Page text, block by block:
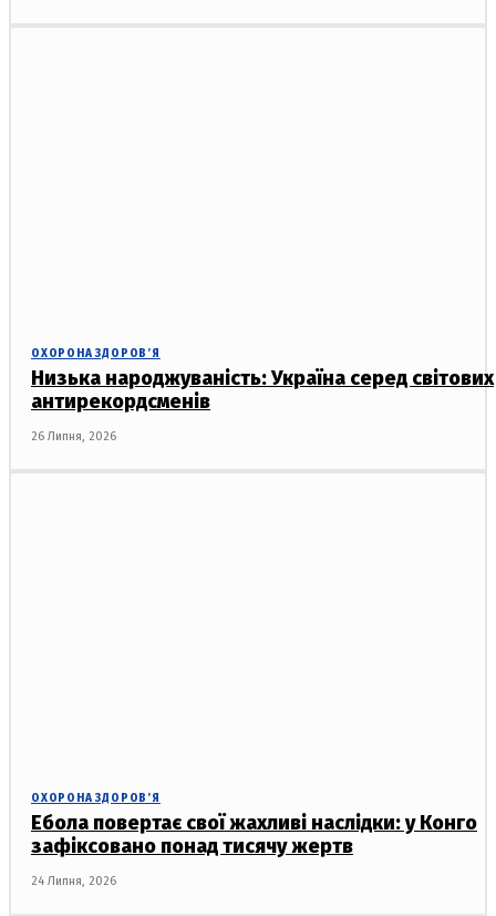
ОХОРОНА ЗДОРОВ’Я
Низька народжуваність: Україна серед світових
антирекордсменів
26 Липня, 2026
ОХОРОНА ЗДОРОВ’Я
Ебола повертає свої жахливі наслідки: у Конго
зафіксовано понад тисячу жертв
24 Липня, 2026